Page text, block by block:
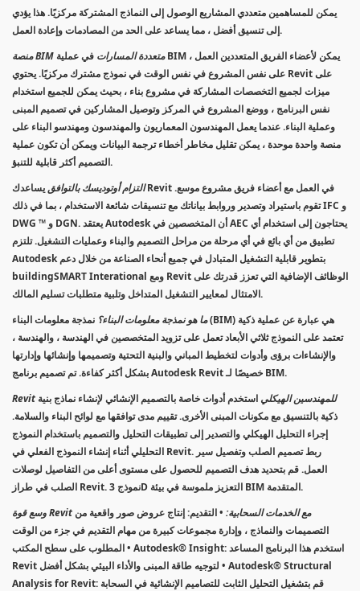
يمكن للمساهمين متعددي المشاريع الوصول إلى النماذج المشتركة مركزيًا. هذا يؤدي
إلى تنسيق أفضل ، مما يساعد على الحد من المصادمات وإعادة العمل.
منصة BIM متعددة المسارات في عملية BIM ، يمكن لأعضاء الفريق المتعددين العمل
على نفس المشروع في نفس الوقت في نموذج مشترك مركزيًا. يحتوي Revit على
ميزات لجميع التخصصات المشاركة في مشروع بناء ، بحيث يمكن للجميع استخدام
نفس البرنامج ، ووضع المشروع في المركز وتوصيل المشاركين في تصميم المبنى
وعملية البناء. عندما يعمل المهندسون المعماريون والمهندسون ومهندسو البناء على
منصة واحدة موحدة ، يمكن تقليل مخاطر أخطاء ترجمة البيانات ويمكن أن تكون عملية
التصميم أكثر قابلية للتنبؤ.
التزام أوتوديسك بالتوافقيساعدك Revit في العمل مع أعضاء فريق مشروع موسع.
تقوم باستيراد وتصدير وروابط بياناتك مع تنسيقات شائعة الاستخدام ، بما في ذلك IFC و
DWG ™ و DGN. يعتقد Autodesk أن المتخصصين في AEC يحتاجون إلى استخدام أي
تطبيق من أي بائع في أي مرحلة من مراحل التصميم والبناء وعمليات التشغيل. تلتزم
Autodesk بتطوير قابلية التشغيل المتبادل في جميع أنحاء الصناعة من خلال دعم
buildingSMART Interational ومع Revit الوظائف الإضافية التي تعزز قدرتك على
الامتثال لمعايير التشغيل المتداخل وتلبية متطلبات تسليم المالك.
ما هو نمذجة معلومات البناء؟ نمذجة معلومات البناء (BIM) هي عبارة عن عملية ذكية
تعتمد على النموذج ثلاثي الأبعاد تعمل على تزويد المتخصصين في الهندسة ، والهندسة ،
والإنشاءات برؤى وأدوات لتخطيط المباني والبنية التحتية وتصميمها وإنشائها وإدارتها
بشكل أكثر كفاءة. تم تصميم برنامج Autodesk Revit خصيصًا لـ BIM.
Revit للمهندسين الهيكلي استخدم أدوات خاصة بالتصميم الإنشائي لإنشاء نماذج بنية
ذكية بالتنسيق مع مكونات المبنى الأخرى. تقييم مدى توافقها مع لوائح البناء والسلامة.
إجراء التحليل الهيكلي والتصدير إلى تطبيقات التحليل والتصميم باستخدام النموذج
التحليلي أثناء إنشاء النموذج الفعلي في Revit. ربط تصميم الصلب وتفصيل سير
العمل. قم بتحديد هدف التصميم للحصول على مستوى أعلى من التفاصيل لوصلات
الصلب في طراز Revit. نموذج 3D التعزيز ملموسة في بيئة BIM المتقدمة.
وسع قوة Revit مع الخدمات السحابية: • التقديم: إنتاج عروض صور واقعية من
التصميمات والنماذج ، وإدارة مجموعات كبيرة من مهام التقديم في جزء من الوقت
المطلوب على سطح المكتب • Autodesk® Insight: استخدم هذا البرنامج المساعد
Revit لتوجيه طاقة المبنى والأداء البيئي بشكل أفضل • Autodesk® Structural
Analysis for Revit: قم بتشغيل التحليل الثابت للتصاميم الإنشائية في السحابة